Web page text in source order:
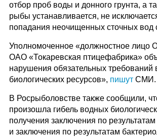
отбор проб воды и донного грунта, а
рыбы устанавливается, не
попадания неочищенных сточных вод
Уполномоченное «должностное лицо
ОАО «Токаревская птицефабрика»
нарушения обязательных
биологических ресурсов», пишут СМИ.
В Росрыболовстве также сообщили,
произошла гибель водных
получения заключения по
и заключения по результатам